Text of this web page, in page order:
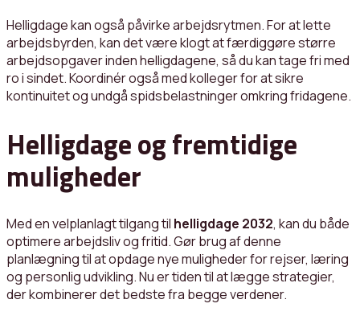
Helligdage kan også påvirke arbejdsrytmen. For at lette
arbejdsbyrden, kan det være klogt at færdiggøre større
arbejdsopgaver inden helligdagene, så du kan tage fri med
ro i sindet. Koordinér også med kolleger for at sikre
kontinuitet og undgå spidsbelastninger omkring fridagene.
Helligdage og fremtidige
muligheder
Med en velplanlagt tilgang til helligdage 2032, kan du både
optimere arbejdsliv og fritid. Gør brug af denne
planlægning til at opdage nye muligheder for rejser, læring
og personlig udvikling. Nu er tiden til at lægge strategier,
der kombinerer det bedste fra begge verdener.